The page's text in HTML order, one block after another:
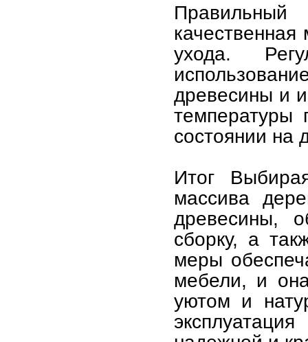
ухода.
древесины и
температуры
состоянии на
Итог
массива
древесины,
сборку, а
меры
мебели, и
уютом и